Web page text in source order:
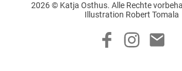
2026 © Katja Osthus. Alle Rechte
Illustration Robert Tomala